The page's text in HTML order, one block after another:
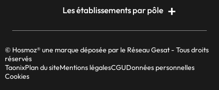
Les établissements par pôle
© Hosmoz® une marque déposée par le Réseau Gesat - Tous droits
réservés
TaonixPlan du siteMentions légalesCGUDonnées personnelles
Cookies